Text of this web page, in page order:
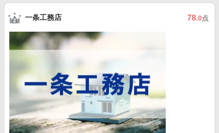
一条工務店 78.0点